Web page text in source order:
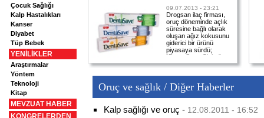
Çocuk Sağlığı
Kalp Hastalıkları
Kanser
Diyabet
Tüp Bebek
YENİLİKLER
Araştırmalar
Yöntem
Teknoloji
Kitap
MEVZUAT HABER
KONGRELERDEN
09.07.2013 - 23:21
Drogsan ilaç firması,
oruç döneminde açlık
süresine bağlı olarak
oluşan ağız kokusunu
giderici bir ürünü
piyasaya sürdü;
“DentaSave Çinko”
Oruç ve sağlık / Diğer Haberler
Kalp sağlığı ve oruç - 12.08.2011 - 16:52